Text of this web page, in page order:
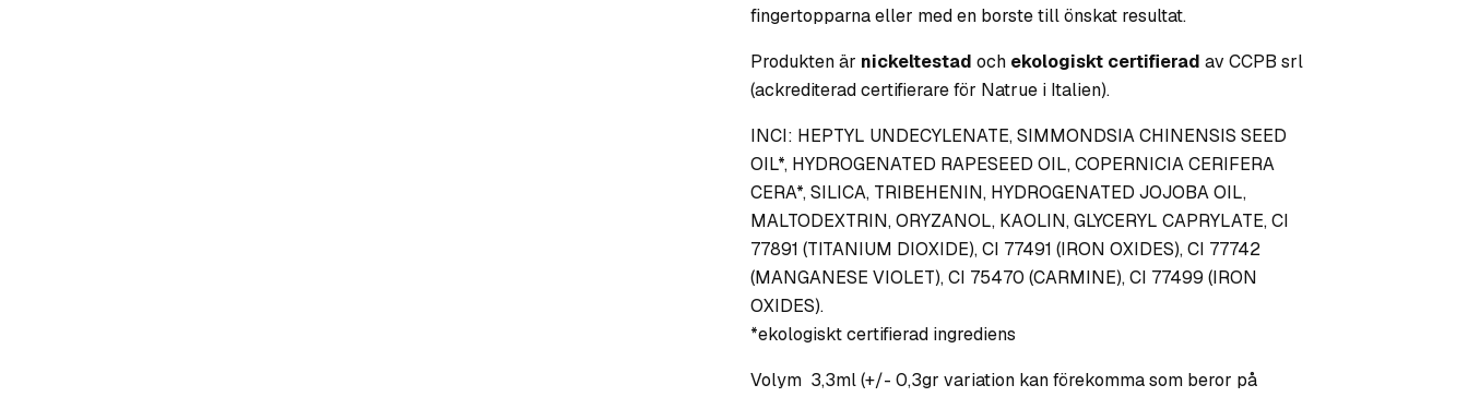
fingertopparna eller med en borste till önskat resultat.
Produkten är nickeltestad och ekologiskt certifierad av CCPB srl
(ackrediterad certifierare för Natrue i Italien).
INCI: HEPTYL UNDECYLENATE, SIMMONDSIA CHINENSIS SEED
OIL*, HYDROGENATED RAPESEED OIL, COPERNICIA CERIFERA
CERA*, SILICA, TRIBEHENIN, HYDROGENATED JOJOBA OIL,
MALTODEXTRIN, ORYZANOL, KAOLIN, GLYCERYL CAPRYLATE, CI
77891 (TITANIUM DIOXIDE), CI 77491 (IRON OXIDES), CI 77742
(MANGANESE VIOLET), CI 75470 (CARMINE), CI 77499 (IRON
OXIDES).
*ekologiskt certifierad ingrediens
Volym 3,3ml (+/- 0,3gr variation kan förekomma som beror på